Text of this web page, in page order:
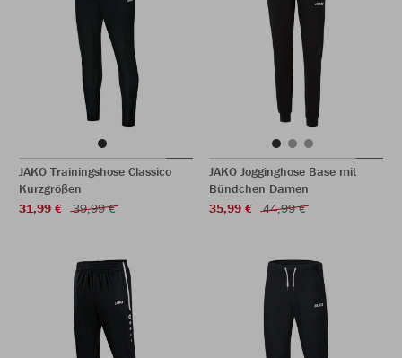
JAKO Trainingshose Classico
Kurzgrößen
31,99 €
39,99 €
JAKO Jogginghose Base mit
Bündchen Damen
35,99 €
44,99 €